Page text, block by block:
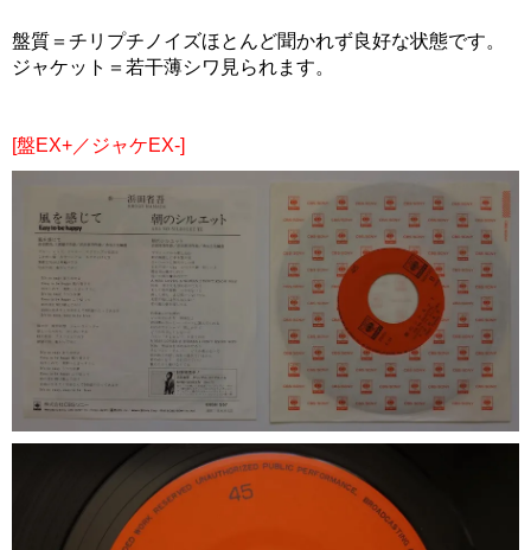
盤質＝チリプチノイズほとんど聞かれず良好な状態です。
ジャケット＝若干薄シワ見られます。
[盤EX+／ジャケEX-]